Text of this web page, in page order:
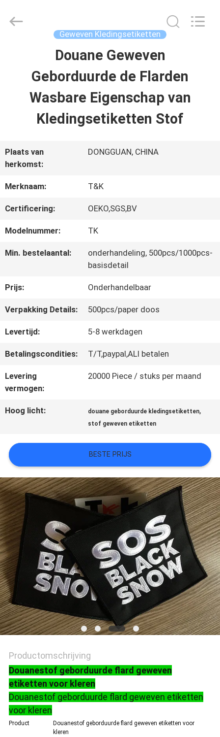
PRODUCTEN
ONS
FABRIEKSREIS
CONTACTEER
NIEUWS
ALLE
GEVALLEN
VR
SITEMAP
PRIVACYBELEID
Accessories
Co.,Ltd.
Geweven Kledingsetiketten
Douane Geweven
Geborduurde de Flarden
Wasbare Eigenschap van
Kledingsetiketten Stof
Plaats van
herkomst:
DONGGUAN, CHINA
Merknaam: T&K
Certificering: OEKO,SGS,BV
Modelnummer: TK
Min. bestelaantal:
onderhandeling, 500pcs/1000pcs-
basisdetail
Prijs: Onderhandelbaar
Verpakking Details: 500pcs/paper doos
Levertijd: 5-8 werkdagen
Betalingscondities: T/T,paypal,ALI betalen
Levering
vermogen:
20000 Piece / stuks per maand
Hoog licht: douane geborduurde kledingsetiketten,
stof geweven etiketten
BESTE PRIJS
Productomschrijving
Douanestof geborduurde flard geweven
etiketten voor kleren
Douanestof geborduurde flard geweven etiketten
voor kleren
Product
Douanestof geborduurde flard geweven etiketten voor
kleren